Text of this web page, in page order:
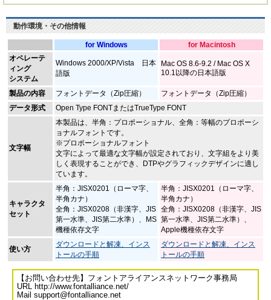
動作環境・その他情報
for Windows
for Macintosh
オペレーテ
ィング
システム
Windows 2000/XP/Vista 日本
語版
Mac OS 8.6-9.2 / Mac OS X
10.1以降の日本語版
製品の内容 フォントデータ（Zip圧縮）
フォントデータ（Zip圧縮）
データ形式
Open Type FONTまたはTrueType FONT
文字幅
本製品は、半角：プロポーショナル、全角：等幅のプロポーシ
ョナルフォントです。
※プロポーショナルフォント
文字によって最適な文字幅が設定されており、文字組をより美
しく表現することができ、DTPやグラフィックデザインに適し
ています。
キャラクタ
セット
半角：JISX0201（ローマ字、
半角カナ）
全角：JISX0208（非漢字、JIS
第一水準、JIS第二水準）、MS
機種依存文字
半角：JISX0201（ローマ字、
半角カナ）
全角：JISX0208（非漢字、JIS
第一水準、JIS第二水準）、
Apple機種依存文字
使い方
ダウンロードと解凍、インス
トールの手順
ダウンロードと解凍、インス
トールの手順
【お問い合わせ先】フォントアライアンスネットワーク事務局
URL http://www.fontalliance.net/
Mail support@fontalliance.net